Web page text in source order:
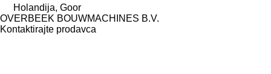
Holandija, Goor
OVERBEEK BOUWMACHINES B.V.
Kontaktirajte prodavca